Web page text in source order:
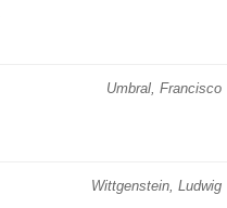
Umbral, Francisco
Wittgenstein, Ludwig